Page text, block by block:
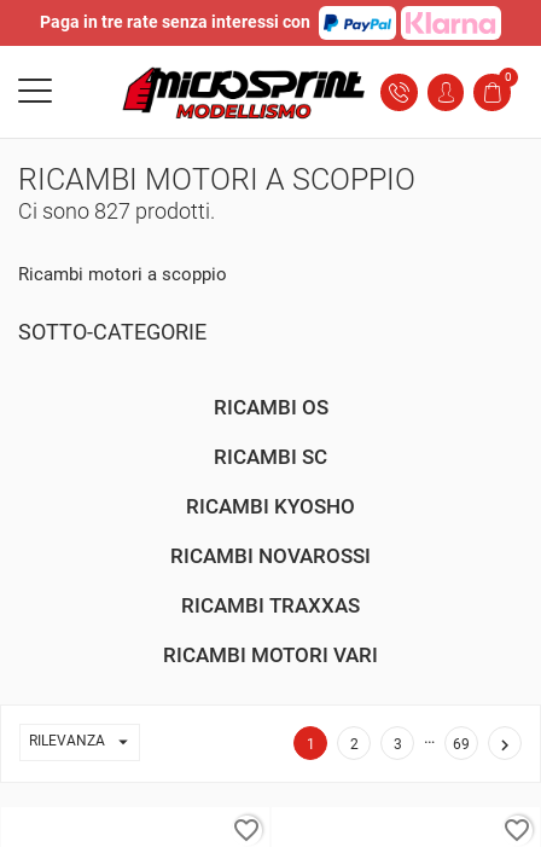
Paga in tre rate senza interessi con
0
RICAMBI MOTORI A SCOPPIO
Ci sono 827 prodotti.
Ricambi motori a scoppio
SOTTO-CATEGORIE
RICAMBI OS
RICAMBI SC
RICAMBI KYOSHO
RICAMBI NOVAROSSI
RICAMBI TRAXXAS
RICAMBI MOTORI VARI
RILEVANZA  1 2 3 … 69 
favorite_border favorite_border